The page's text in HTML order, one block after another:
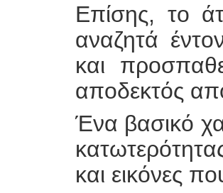
Επίσης, το
αναζητά
και
αποδεκτός
Ένα βασικό
και εικόνες